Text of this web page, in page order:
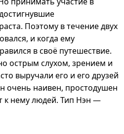
Поэтому в течение двух
и когда ему
в своё путешествие.
острым слухом, зрением и
выручали его и его друзей
очень наивен, простодушен
к нему людей. Тип Нэн —